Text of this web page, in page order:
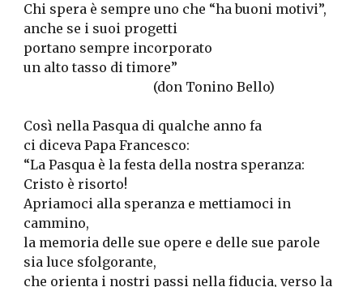
Chi spera è sempre uno che “ha buoni motivi”,
anche se i suoi progetti
portano sempre incorporato
un alto tasso di timore”
(don Tonino Bello)
Così nella Pasqua di qualche anno fa
ci diceva Papa Francesco:
“La Pasqua è la festa della nostra speranza:
Cristo è risorto!
Apriamoci alla speranza e mettiamoci in
cammino,
la memoria delle sue opere e delle sue parole
sia luce sfolgorante,
che orienta i nostri passi nella fiducia, verso la